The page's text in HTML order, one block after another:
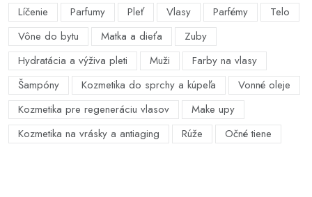
Líčenie Parfumy Pleť Vlasy Parfémy
Telo
Vône do bytu
Matka a dieťa
Zuby
Hydratácia a výživa pleti
Muži
Farby na vlasy
Šampóny
Kozmetika do sprchy a kúpeľa
Vonné oleje
Kozmetika pre regeneráciu vlasov
Make upy
Kozmetika na vrásky a antiaging
Rúže Očné tiene